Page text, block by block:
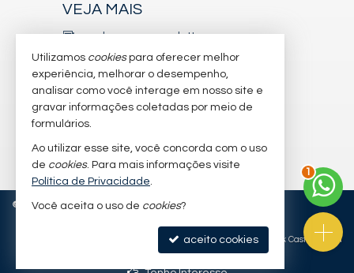
VEJA MAIS
receba nosso newsletter
indicadores financeiros
cadastre seu imóvel
imóveis favoritos
mapa de imóveis
© 2026 CRECI/SC 7.156-J Política de Privacidade
Site para imobiliárias: Castel Digital
Utilizamos cookiespara oferecer melhor
experiência, melhorar o desempenho,
analisar como você interage em nosso site e
gravar informações coletadas por meio de
formulários.
Ao utilizar esse site, você concorda com o uso
de cookies. Para mais informações visite
Política de Privacidade.
Você aceita o uso de cookies?
aceito cookies